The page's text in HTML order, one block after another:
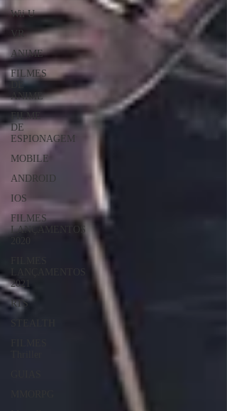
Wii U
VR
ANIME
FILMES
DE
ANIME
FILME
DE
ESPIONAGEM
MOBILE
ANDROID
IOS
FILMES
LANÇAMENTOS
LANÇAMENTOS
2021
RTS